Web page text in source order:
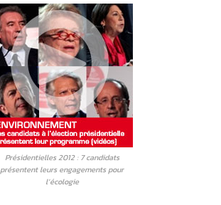
Présidentielles 2012 : 7 candidats
présentent leurs engagements pour
l’écologie